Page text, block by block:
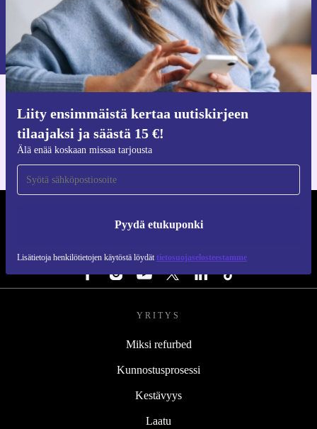
Liity ensimmäistä kertaa uutiskirjeen
tilaajaksi ja säästä 15 €!
Älä enää koskaan missaa tarjousta
Pyydä etukuponki
Lisätietoja henkilötietojen käytöstä löydät tietosuojaselosteestamme
Pyydä etukuponki
Lisätietoja henkilötietojen käytöstä löydättietosuojaselosteestamme.
iOS:lle ja Androidille
YRITYS
Miksi refurbed
Kunnostusprosessi
Kestävyys
Laatu